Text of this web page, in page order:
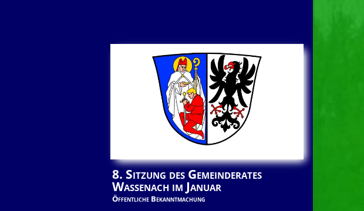
8. Sitzung des Gemeinderates
Wassenach im Januar
Öffentliche Bekanntmachung